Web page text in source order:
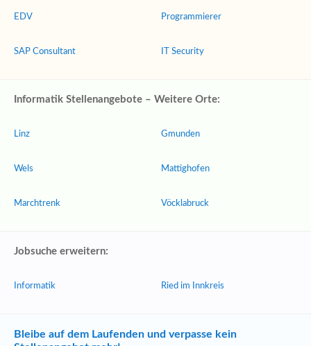
EDV
SAP Consultant
Programmierer
IT Security
Informatik Stellenangebote – Weitere Orte:
Linz
Wels
Marchtrenk
Gmunden
Mattighofen
Vöcklabruck
Jobsuche erweitern:
Informatik Ried im Innkreis
Bleibe auf dem Laufenden und verpasse kein